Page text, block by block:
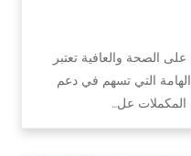
على الصحة والعافية تعتبر
التي تسهم في دعم
المكملات عل…